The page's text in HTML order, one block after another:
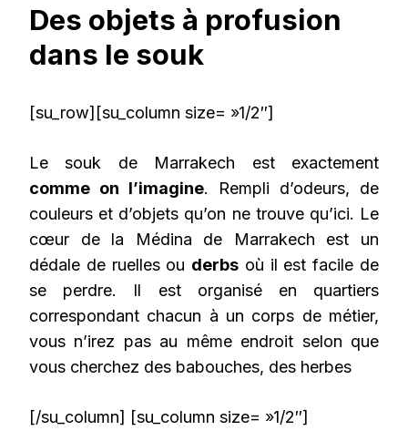
Des objets à profusion
dans le souk
[su_row][su_column size= »1/2″]
Le souk de Marrakech est exactement
comme on l’imagine. Rempli d’odeurs, de
couleurs et d’objets qu’on ne trouve qu’ici. Le
cœur de la Médina de Marrakech est un
dédale de ruelles ou derbs où il est facile de
se perdre. Il est organisé en quartiers
correspondant chacun à un corps de métier,
vous n’irez pas au même endroit selon que
vous cherchez des babouches, des herbes
[/su_column] [su_column size= »1/2″]